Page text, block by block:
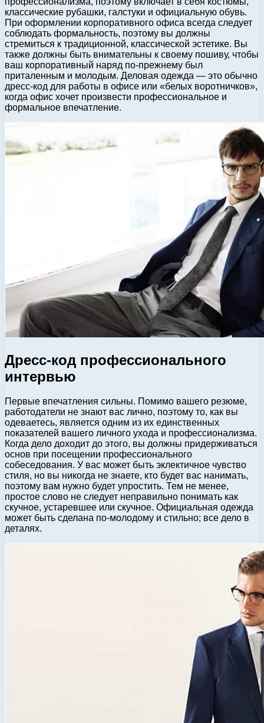
классические рубашки, галстуки и официальную обувь.
При оформлении корпоративного офиса всегда следует
соблюдать формальность, поэтому вы должны
стремиться к традиционной, классической эстетике. Вы
также должны быть внимательны к своему пошиву, чтобы
ваш корпоративный наряд по-прежнему был
приталенным и молодым. Деловая одежда — это обычно
дресс-код для работы в офисе или «белых воротничков»,
когда офис хочет произвести профессиональное и
формальное впечатление.
Дресс-код профессионального
интервью
Первые впечатления сильны. Помимо вашего резюме,
работодатели не знают вас лично, поэтому то, как вы
одеваетесь, является одним из их единственных
показателей вашего личного ухода и профессионализма.
Когда дело доходит до этого, вы должны придерживаться
основ при посещении профессионального
собеседования. У вас может быть эклектичное чувство
стиля, но вы никогда не знаете, кто будет вас нанимать,
поэтому вам нужно будет упростить. Тем не менее,
простое слово не следует неправильно понимать как
скучное, устаревшее или скучное. Официальная одежда
может быть сделана по-молодому и стильно; все дело в
деталях.